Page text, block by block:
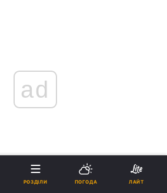
ad
що детальний графік руху
РОЗДІЛИ ПОГОДА ЛАЙТ